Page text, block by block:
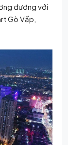
đương với
Gò Vấp,